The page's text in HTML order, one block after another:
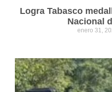
Logra Tabasco
Nacional
enero 31,